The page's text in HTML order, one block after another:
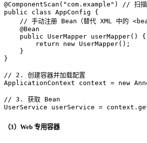
@ComponentScan("com.example")
// 扫描
public
class AppConfig {
// 手动注册 Bean（替代 XML 中的
@Bean
public UserMapper userMapper()
{
return
new UserMapper();
    }
}
// 2. 创建容器并加载配置
ApplicationContext
context = new
// 3. 获取 Bean
UserService
userService =
（3）Web 专用容器